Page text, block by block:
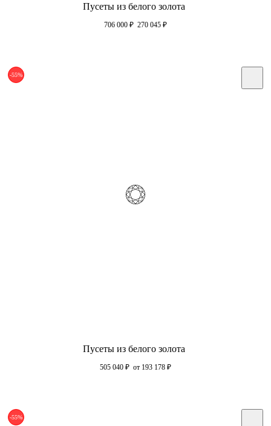
Пусеты из белого золота
706 000 ₽ 270 045 ₽
-55%
Пусеты из белого золота
505 040 ₽ от 193 178 ₽
-55%